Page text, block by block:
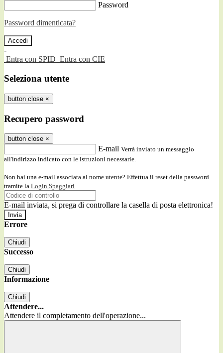
Password
Password dimenticata?
-
Entra con SPID Entra con CIE
Seleziona utente
button close ×
Recupero password
button close ×
E-mail Verrà inviato un messaggio
all'indirizzo indicato con le istruzioni necessarie.
Non hai una e-mail associata al nome utente? Effettua il reset della password
tramite la Login Spaggiari
E-mail inviata, si prega di controllare la casella di posta elettronica!
Errore
Chiudi
Successo
Chiudi
Informazione
Chiudi
Attendere...
Attendere il completamento dell'operazione...